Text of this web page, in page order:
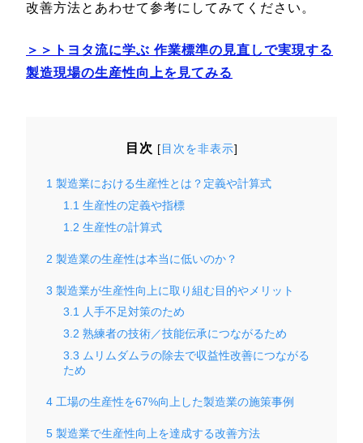
改善方法とあわせて参考にしてみてください。
＞＞トヨタ流に学ぶ 作業標準の見直しで実現する
製造現場の生産性向上を見てみる
目次 [目次を非表示]
1 製造業における生産性とは？定義や計算式
1.1 生産性の定義や指標
1.2 生産性の計算式
2 製造業の生産性は本当に低いのか？
3 製造業が生産性向上に取り組む目的やメリット
3.1 人手不足対策のため
3.2 熟練者の技術／技能伝承につながるため
3.3 ムリムダムラの除去で収益性改善につながる
ため
4 工場の生産性を67%向上した製造業の施策事例
5 製造業で生産性向上を達成する改善方法